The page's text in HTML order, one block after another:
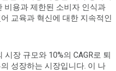
비용과 제한된 소비자 인식과
교육과 혁신에 대한 지속적인
장 규모와 10%의 CAGR로 퇴
성장하는 시장입니다. 이 나